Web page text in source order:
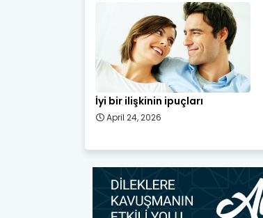
İyi bir ilişkinin ipuçları
April 24, 2026